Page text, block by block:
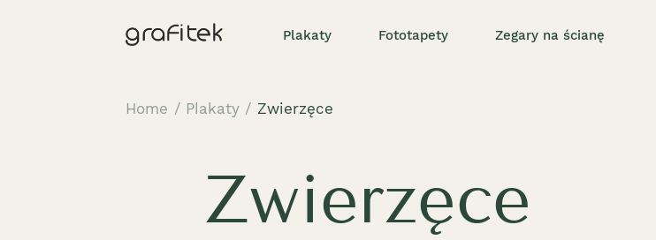
Plakaty Fototapety Zegary na ścianę
Home / Plakaty / Zwierzęce
Zwierzęce